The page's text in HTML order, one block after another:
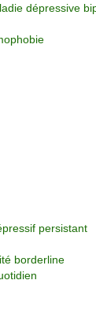
dépressive
persistant
borderline